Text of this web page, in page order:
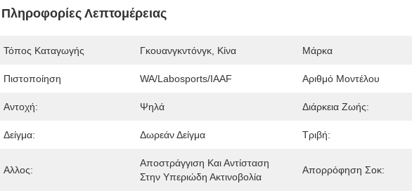
Πληροφορίες Λεπτομέρειας
Τόπος Καταγωγής Γκουανγκντόνγκ, Κίνα Μάρκα
Πιστοποίηση WA/Labosports/IAAF Αριθμό Μοντέλου
Αντοχή: Ψηλά Διάρκεια Ζωής:
Δείγμα: Δωρεάν Δείγμα Τριβή:
Αλλος:
Αποστράγγιση Και Αντίσταση
Στην Υπεριώδη Ακτινοβολία
Απορρόφηση Σοκ: